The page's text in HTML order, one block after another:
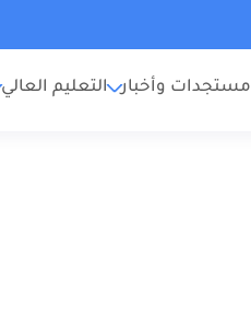
مستجدات وأخبار التعليم العالي